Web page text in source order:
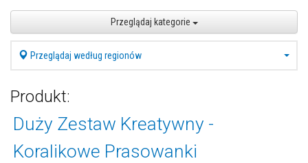
Przeglądaj kategorie
Przeglądaj według regionów
Produkt:
Duży Zestaw Kreatywny -
Koralikowe Prasowanki